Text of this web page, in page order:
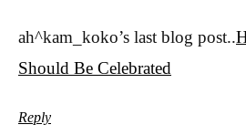
ah^kam_koko’s last blog post..
Should Be Celebrated
Reply